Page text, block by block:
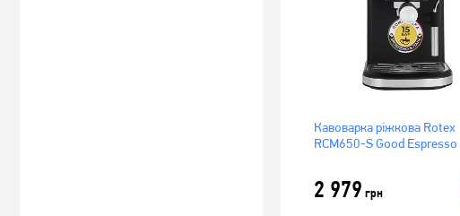
Кавоварка ріжкова Rotex
RCM650-S Good Espresso
2 979 грн